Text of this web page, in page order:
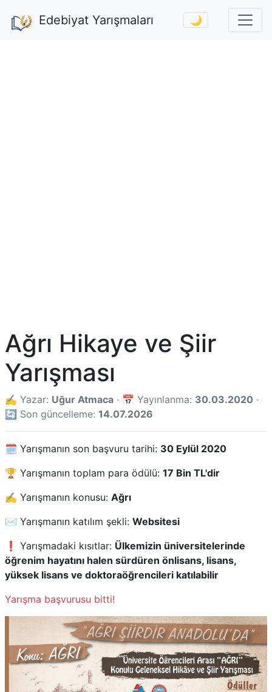
Edebiyat Yarışmaları 🌙
Ağrı Hikaye ve Şiir
Yarışması
✍️ Yazar: Uğur Atmaca · 📅 Yayınlanma: 30.03.2020 ·
🔄 Son güncelleme: 14.07.2026
🗓️ Yarışmanın son başvuru tarihi: 30 Eylül 2020
🏆 Yarışmanın toplam para ödülü: 17 Bin TL'dir
✍️ Yarışmanın konusu: Ağrı
✉️ Yarışmanın katılım şekli: Websitesi
❗ Yarışmadaki kısıtlar: Ülkemizin üniversitelerinde
öğrenim hayatını halen sürdüren önlisans, lisans,
yüksek lisans ve doktoraöğrencileri katılabilir
Yarışma başvurusu bitti!